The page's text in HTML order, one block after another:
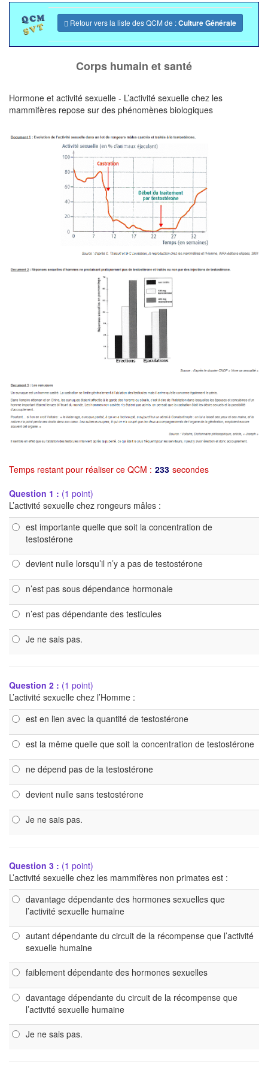
Retour vers la liste des QCM de :Culture Générale
Corps humain et santé
Hormone et activité sexuelle - L’activité sexuelle chez les
mammifères repose sur des phénomènes biologiques
Temps restant pour réaliser ce QCM : 233 secondes
Question 1 : (1 point)
L’activité sexuelle chez rongeurs mâles :
est importante quelle que soit la concentration de
testostérone
devient nulle lorsqu’il n’y a pas de testostérone
n’est pas sous dépendance hormonale
n’est pas dépendante des testicules
Je ne sais pas.
Question 2 : (1 point)
L’activité sexuelle chez l’Homme :
est en lien avec la quantité de testostérone
est la même quelle que soit la concentration de testostérone
ne dépend pas de la testostérone
devient nulle sans testostérone
Je ne sais pas.
Question 3 : (1 point)
L’activité sexuelle chez les mammifères non primates est :
davantage dépendante des hormones sexuelles que
l’activité sexuelle humaine
autant dépendante du circuit de la récompense que l’activité
sexuelle humaine
faiblement dépendante des hormones sexuelles
davantage dépendante du circuit de la récompense que
l’activité sexuelle humaine
Je ne sais pas.